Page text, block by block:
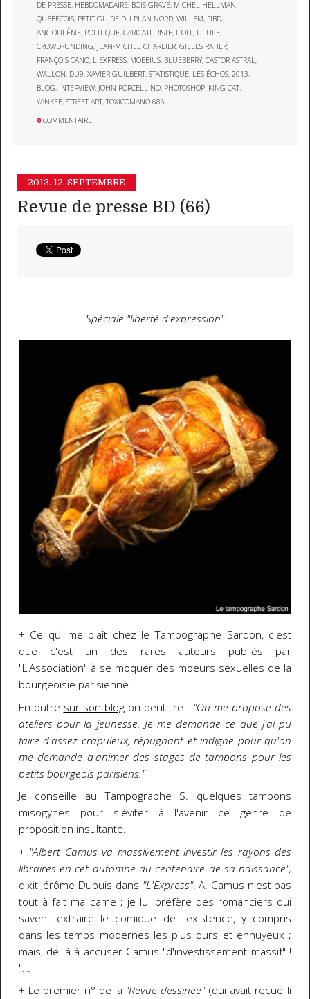
DE PRESSE, HEBDOMADAIRE, BOIS GRAVÉ, MICHEL HELLMAN,
QUÉBÉCOIS, PETIT GUIDE DU PLAN NORD,WILLEM, FIBD,
ANGOULÊME, POLITIQUE,CARICATURISTE, F-OFF, ULULE,
CROWDFUNDING, JEAN-MICHEL CHARLIER,GILLES RATIER,
FRANÇOIS CANO, L'EXPRESS, MOEBIUS, BLUEBERRY,CASTOR ASTRAL,
WALLON, DU9,XAVIER GUILBERT,STATISTIQUE, LES ÉCHOS,2013,
BLOG, INTERVIEW, JOHN PORCELLINO, PHOTOSHOP, KING CAT,
YANKEE,STREET-ART,TOXICOMANO 686
0 COMMENTAIRE
2013. 12. SEPTEMBRE
Revue de presse BD (66)
Spéciale "liberté d'expression"
+ Ce qui me plaît chez le Tampographe Sardon, c'est
que c'est un des rares auteurs publiés par
"L'Association" à se moquer des moeurs sexuelles de la
bourgeoisie parisienne.
En outre sur son blogon peut lire : "On me propose des
ateliers pour la jeunesse. Je me demande ce que j'ai pu
faire d'assez crapuleux, répugnant et indigne pour qu'on
me demande d'animer des stages de tampons pour les
petits bourgeois parisiens."
Je conseille au Tampographe S. quelques tampons
misogynes pour s'éviter à l'avenir ce genre de
proposition insultante.
+ "Albert Camus va massivement investir les rayons des
libraires en cet automne du centenaire de sa naissance",
dixit Jérôme Dupuis dans "L'Express". A. Camus n'est pas
tout à fait ma came ; je lui préfère des romanciers qui
savent extraire le comique de l'existence, y compris
dans les temps modernes les plus durs et ennuyeux ;
mais, de là à accuser Camus "d'investissement massif" !
"...
+ Le premier n° de la "Revue dessinée" (qui avait recueilli